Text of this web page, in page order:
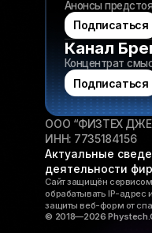
Анонсы
Подписаться
Канал
Концентрат
Подписаться
ООО “ФИЗТЕХ
ИНН: 7735184156
Актуальные
деятельности
Сайт защищён
обрабатывать IP-адрес
защиты веб-форм от
© 2018—2026